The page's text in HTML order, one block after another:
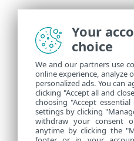
Your
choice
We and our partners use
online experience, analyze
personalized ads. You can
clicking "Accept all and
choosing "Accept
settings by clicking
withdraw your consent
anytime by clicking the